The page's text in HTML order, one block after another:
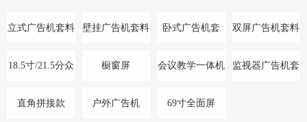
立式广告机套料 壁挂广告机套料 卧式广告机套
料/底座
双屏广告机套料
18.5寸/21.5分众
款
橱窗屏 会议教学一体机 监视器广告机套
直角拼接款 户外广告机 69寸全面屏